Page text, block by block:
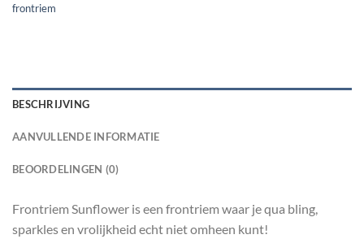
frontriem
BESCHRIJVING
AANVULLENDE INFORMATIE
BEOORDELINGEN (0)
Frontriem Sunflower is een frontriem waar je qua bling,
sparkles en vrolijkheid echt niet omheen kunt!